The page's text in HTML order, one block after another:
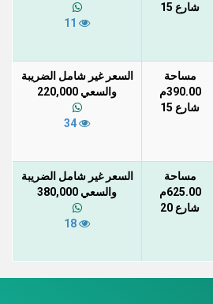
شارع 15
مساحة
390.00م
شارع 15
السعر غير شامل الضريبة
والسعي 220,000
مساحة
625.00م
شارع 20
السعر غير شامل الضريبة
والسعي 380,000